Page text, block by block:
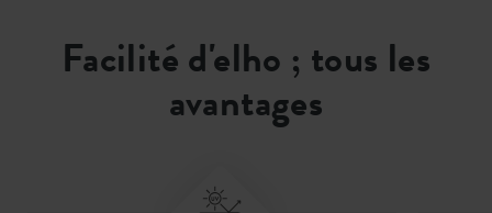
Facilité d'elho ; tous les
avantages